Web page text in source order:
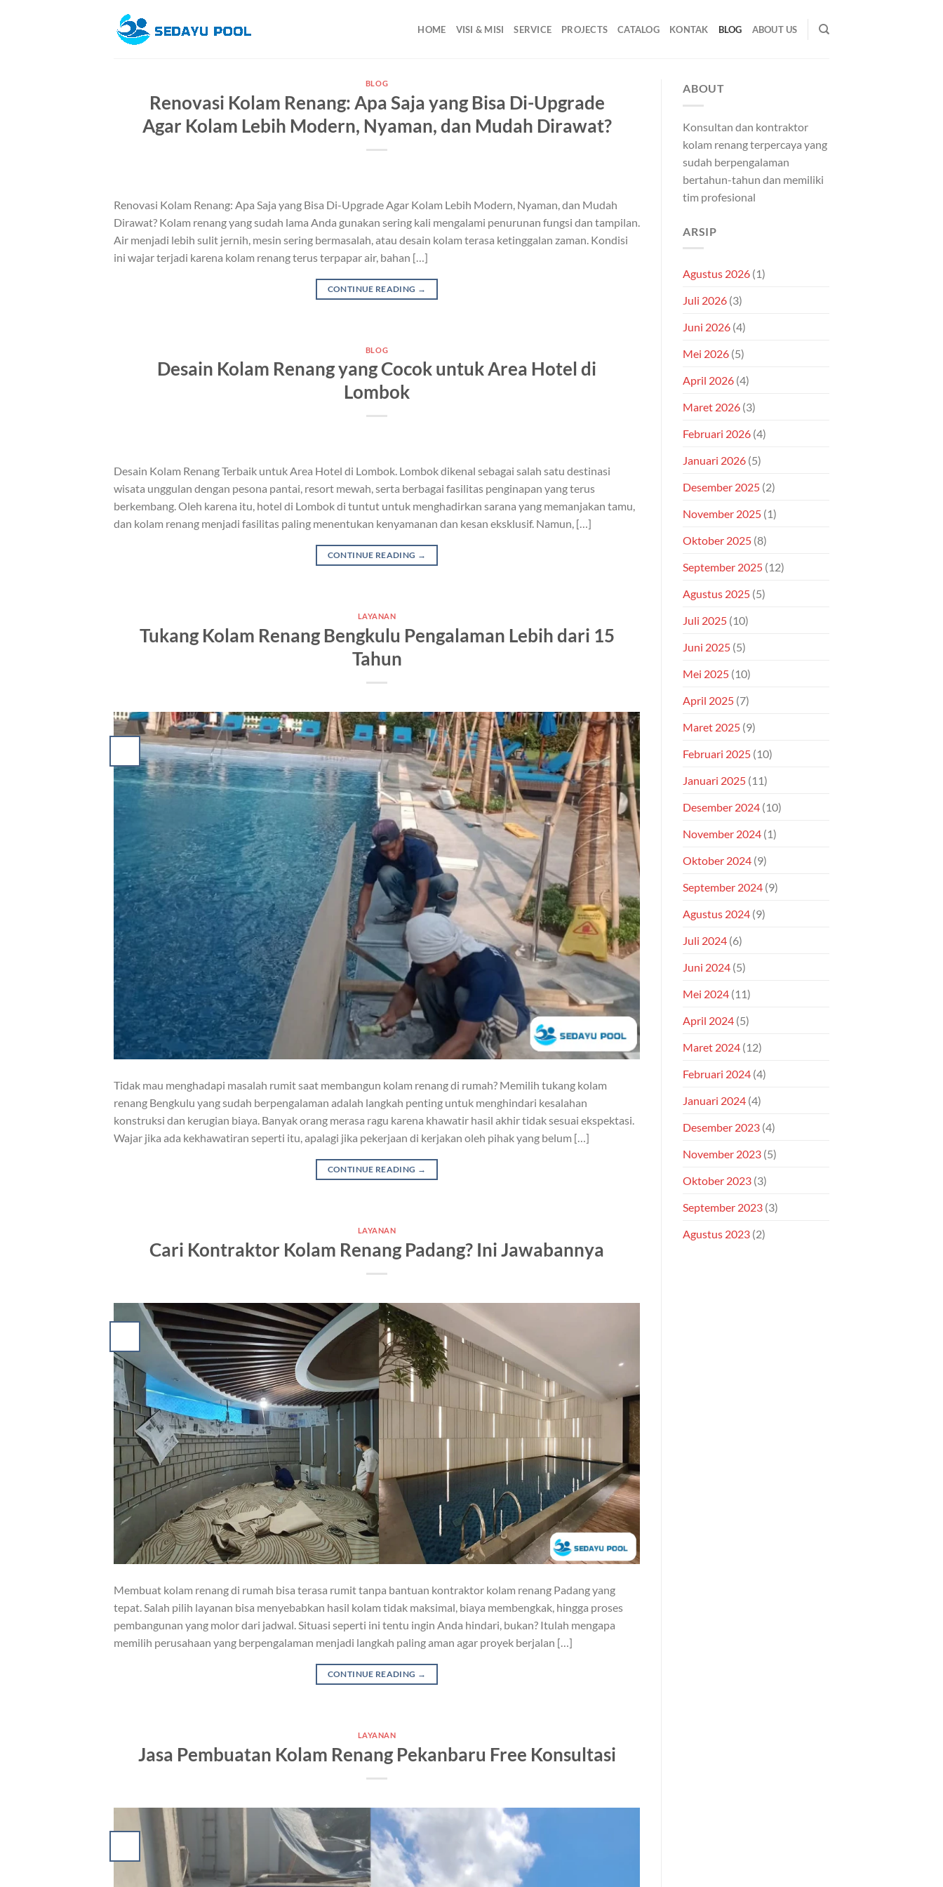
HOME VISI & MISI SERVICE PROJECTS CATALOG KONTAK BLOG ABOUT US
BLOG
Renovasi Kolam Renang: Apa Saja yang Bisa Di-Upgrade
Agar Kolam Lebih Modern, Nyaman, dan Mudah Dirawat?
Renovasi Kolam Renang: Apa Saja yang Bisa Di-Upgrade Agar Kolam Lebih Modern, Nyaman, dan Mudah
Dirawat? Kolam renang yang sudah lama Anda gunakan sering kali mengalami penurunan fungsi dan tampilan.
Air menjadi lebih sulit jernih, mesin sering bermasalah, atau desain kolam terasa ketinggalan zaman. Kondisi
ini wajar terjadi karena kolam renang terus terpapar air, bahan […]
CONTINUE READING →
BLOG
Desain Kolam Renang yang Cocok untuk Area Hotel di
Lombok
Desain Kolam Renang Terbaik untuk Area Hotel di Lombok. Lombok dikenal sebagai salah satu destinasi
wisata unggulan dengan pesona pantai, resort mewah, serta berbagai fasilitas penginapan yang terus
berkembang. Oleh karena itu, hotel di Lombok di tuntut untuk menghadirkan sarana yang memanjakan tamu,
dan kolam renang menjadi fasilitas paling menentukan kenyamanan dan kesan eksklusif. Namun, […]
CONTINUE READING →
LAYANAN
Tukang Kolam Renang Bengkulu Pengalaman Lebih dari 15
Tahun
Tidak mau menghadapi masalah rumit saat membangun kolam renang di rumah? Memilih tukang kolam
renang Bengkulu yang sudah berpengalaman adalah langkah penting untuk menghindari kesalahan
konstruksi dan kerugian biaya. Banyak orang merasa ragu karena khawatir hasil akhir tidak sesuai ekspektasi.
Wajar jika ada kekhawatiran seperti itu, apalagi jika pekerjaan di kerjakan oleh pihak yang belum […]
CONTINUE READING →
LAYANAN
Cari Kontraktor Kolam Renang Padang? Ini Jawabannya
Membuat kolam renang di rumah bisa terasa rumit tanpa bantuan kontraktor kolam renang Padang yang
tepat. Salah pilih layanan bisa menyebabkan hasil kolam tidak maksimal, biaya membengkak, hingga proses
pembangunan yang molor dari jadwal. Situasi seperti ini tentu ingin Anda hindari, bukan? Itulah mengapa
memilih perusahaan yang berpengalaman menjadi langkah paling aman agar proyek berjalan […]
CONTINUE READING →
LAYANAN
Jasa Pembuatan Kolam Renang Pekanbaru Free Konsultasi
ABOUT
Konsultan dan kontraktor
kolam renang terpercaya yang
sudah berpengalaman
bertahun-tahun dan memiliki
tim profesional
ARSIP
Agustus 2026 (1)
Juli 2026 (3)
Juni 2026 (4)
Mei 2026 (5)
April 2026 (4)
Maret 2026 (3)
Februari 2026 (4)
Januari 2026 (5)
Desember 2025 (2)
November 2025 (1)
Oktober 2025 (8)
September 2025 (12)
Agustus 2025 (5)
Juli 2025 (10)
Juni 2025 (5)
Mei 2025 (10)
April 2025 (7)
Maret 2025 (9)
Februari 2025 (10)
Januari 2025 (11)
Desember 2024 (10)
November 2024 (1)
Oktober 2024 (9)
September 2024 (9)
Agustus 2024 (9)
Juli 2024 (6)
Juni 2024 (5)
Mei 2024 (11)
April 2024 (5)
Maret 2024 (12)
Februari 2024 (4)
Januari 2024 (4)
Desember 2023 (4)
November 2023 (5)
Oktober 2023 (3)
September 2023 (3)
Agustus 2023 (2)